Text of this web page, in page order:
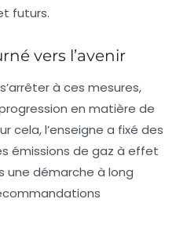
futurs.
vers l’avenir
à ces mesures,
en matière de
cela, l’enseigne a fixé des
émissions de gaz à effet
une démarche à long